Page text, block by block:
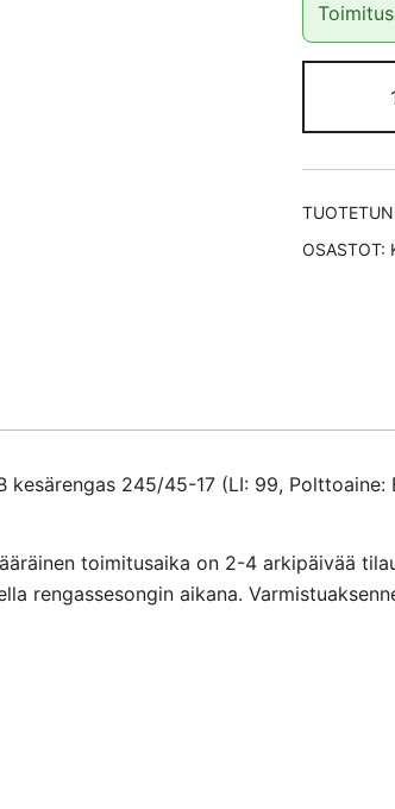
OSASTOT:
kesärengas 245/45-17 (LI: 99,
toimitusaika on 2-4 arkipäivää
rengassesongin aikana.